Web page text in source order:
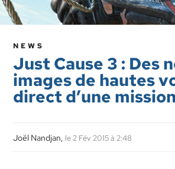
NEWS
Just Cause 3 : Des
images de hautes
direct d’une mission
Joël Nandjan, le 2 Fév 2015 à 2:48